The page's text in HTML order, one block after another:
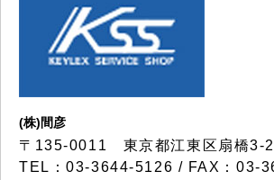
(株)間彦
〒135-0011 東京都江東区扇橋3-
TEL：03-3644-5126 / FAX：03-